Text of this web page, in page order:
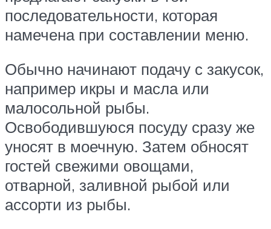
последовательности, которая
намечена при составлении меню.
Обычно начинают подачу с закусок,
например икры и масла или
малосольной рыбы.
Освободившуюся посуду сразу же
уносят в моечную. Затем обносят
гостей свежими овощами,
отварной, заливной рыбой или
ассорти из рыбы.